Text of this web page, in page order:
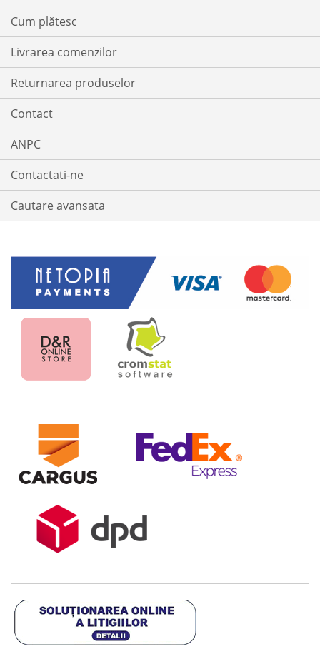
Cum plătesc
Livrarea comenzilor
Returnarea produselor
Contact
ANPC
Contactati-ne
Cautare avansata